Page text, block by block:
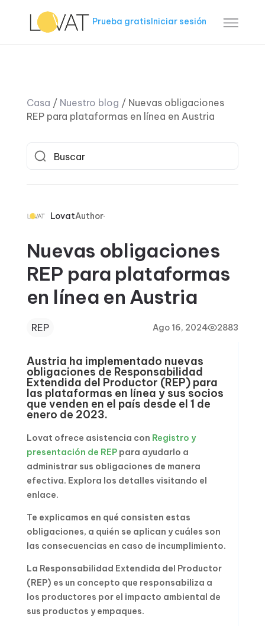
Prueba gratisIniciar sesión
Casa / Nuestro blog / Nuevas obligaciones
REP para plataformas en línea en Austria
LovatAuthor
Nuevas obligaciones
REP para plataformas
en línea en Austria
REP Ago 16, 2024 2883
Austria ha implementado nuevas
obligaciones de Responsabilidad
Extendida del Productor (REP) para
las plataformas en línea y sus socios
que venden en el país desde el 1 de
enero de 2023.
Lovat ofrece asistencia con Registro y
presentación de REPpara ayudarlo a
administrar sus obligaciones de manera
efectiva. Explora los detalles visitando el
enlace.
Te explicamos en qué consisten estas
obligaciones, a quién se aplican y cuáles son
las consecuencias en caso de incumplimiento.
La Responsabilidad Extendida del Productor
(REP) es un concepto que responsabiliza a
los productores por el impacto ambiental de
sus productos y empaques.